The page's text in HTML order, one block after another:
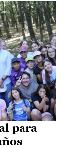
para